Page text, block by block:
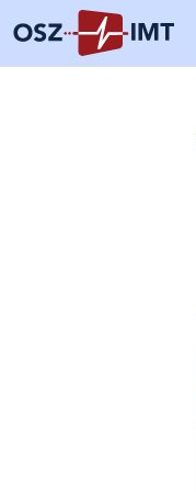
Zum Hauptinhalt